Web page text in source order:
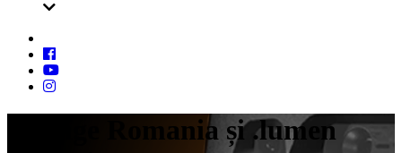
Orange Romania și .lumen